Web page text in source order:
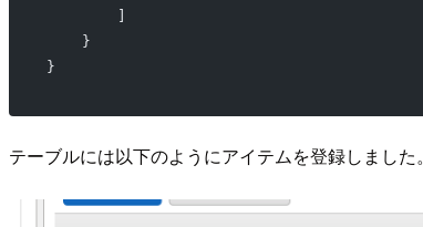
        ]
    }
}
テーブルには以下のようにアイテムを登録しました。